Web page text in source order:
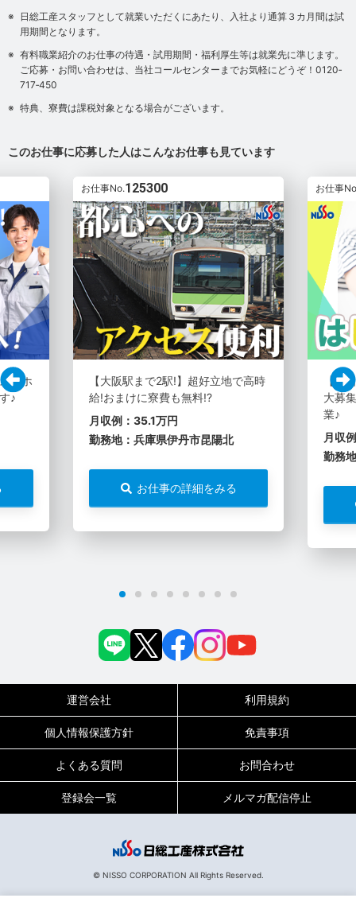
0120-717-450
平日9:00～19:00（土日祝は18:00まで）
133829
日総工産スタッフとして就業いただくにあたり、入社より通算３カ月間は試
用期間となります。
有料職業紹介のお仕事の待遇・試用期間・福利厚生等は就業先に準じます。
ご応募・お問い合わせは、当社コールセンターまでお気軽にどうぞ！0120‐
717‐450
特典、寮費は課税対象となる場合がございます。
このお仕事に応募した人はこんなお仕事も見ています
マホ
♪
お仕事No.125300
【大阪駅まで2駅!】超好立地で高時
給!おまけに寮費も無料!?
月収例：35.1万円
勤務地：兵庫県伊丹市昆陽北
お仕事の詳細をみる
お仕事
【土
大募
業♪
月収
勤務
運営会社 利用規約
個人情報保護方針 免責事項
よくある質問 お問合わせ
登録会一覧 メルマガ配信停止
© NISSO CORPORATION All Rights Reserved.